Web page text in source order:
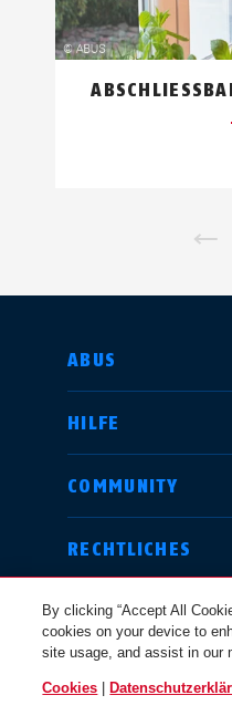
ABUS
HILFE
COMMUNITY
RECHTLICHES
LAND AUSWÄHLEN
Deutschland
Canada
By clicking “Accept All
cookies on your device to
site usage, and assist in our
Cookies